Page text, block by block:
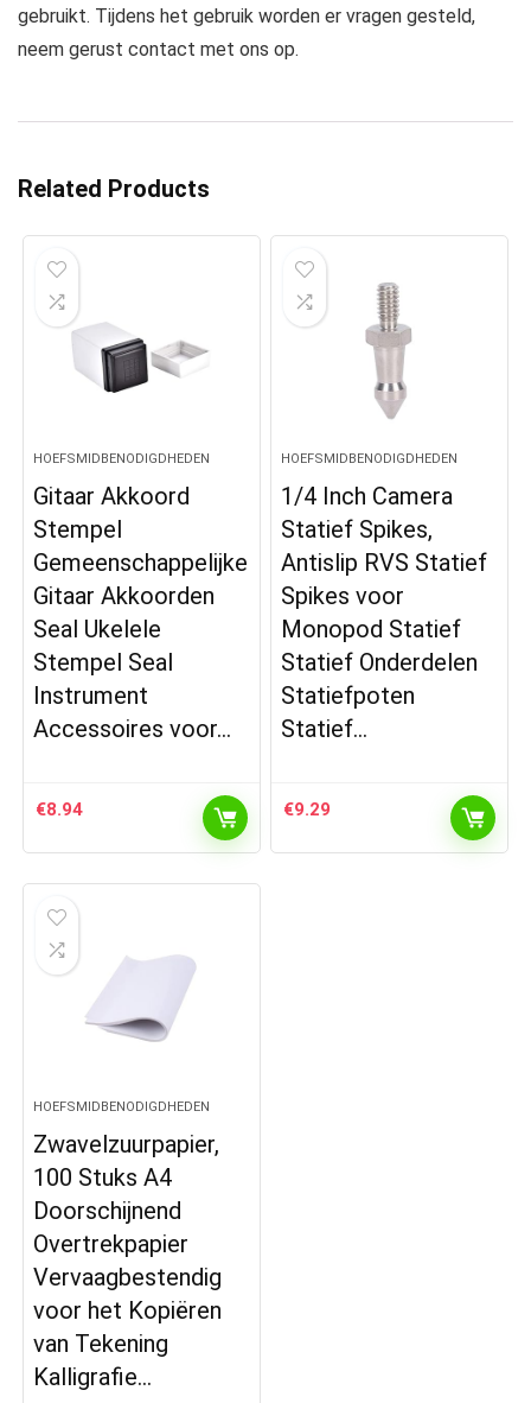
gebruikt. Tijdens het gebruik worden er vragen gesteld,
neem gerust contact met ons op.
Related Products
HOEFSMIDBENODIGDHEDEN
Gitaar Akkoord
Stempel
Gemeenschappelijke
Gitaar Akkoorden
Seal Ukelele
Stempel Seal
Instrument
Accessoires voor…
€8.94
HOEFSMIDBENODIGDHEDEN
1/4 Inch Camera
Statief Spikes,
Antislip RVS Statief
Spikes voor
Monopod Statief
Statief Onderdelen
Statiefpoten
Statief…
€9.29
HOEFSMIDBENODIGDHEDEN
Zwavelzuurpapier,
100 Stuks A4
Doorschijnend
Overtrekpapier
Vervaagbestendig
voor het Kopiëren
van Tekening
Kalligrafie…